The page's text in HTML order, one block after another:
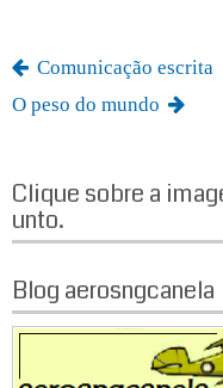
Comunicação escrita
O peso do mundo
Clique sobre a
unto.
Blog aerosngcanela